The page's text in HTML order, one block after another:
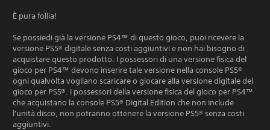
È pura follia!
Se possiedi già la versione PS4™ di questo gioco, puoi ricevere la
versione PS5® digitale senza costi aggiuntivi e non hai bisogno di
acquistare questo prodotto. I possessori di una versione fisica del
gioco per PS4™ devono inserire tale versione nella console PS5®
ogni qualvolta vogliano scaricare o giocare alla versione digitale del
gioco per PS5®. I possessori della versione fisica del gioco per PS4™
che acquistano la console PS5® Digital Edition che non include
l'unità disco, non potranno ottenere la versione PS5® senza costi
aggiuntivi.